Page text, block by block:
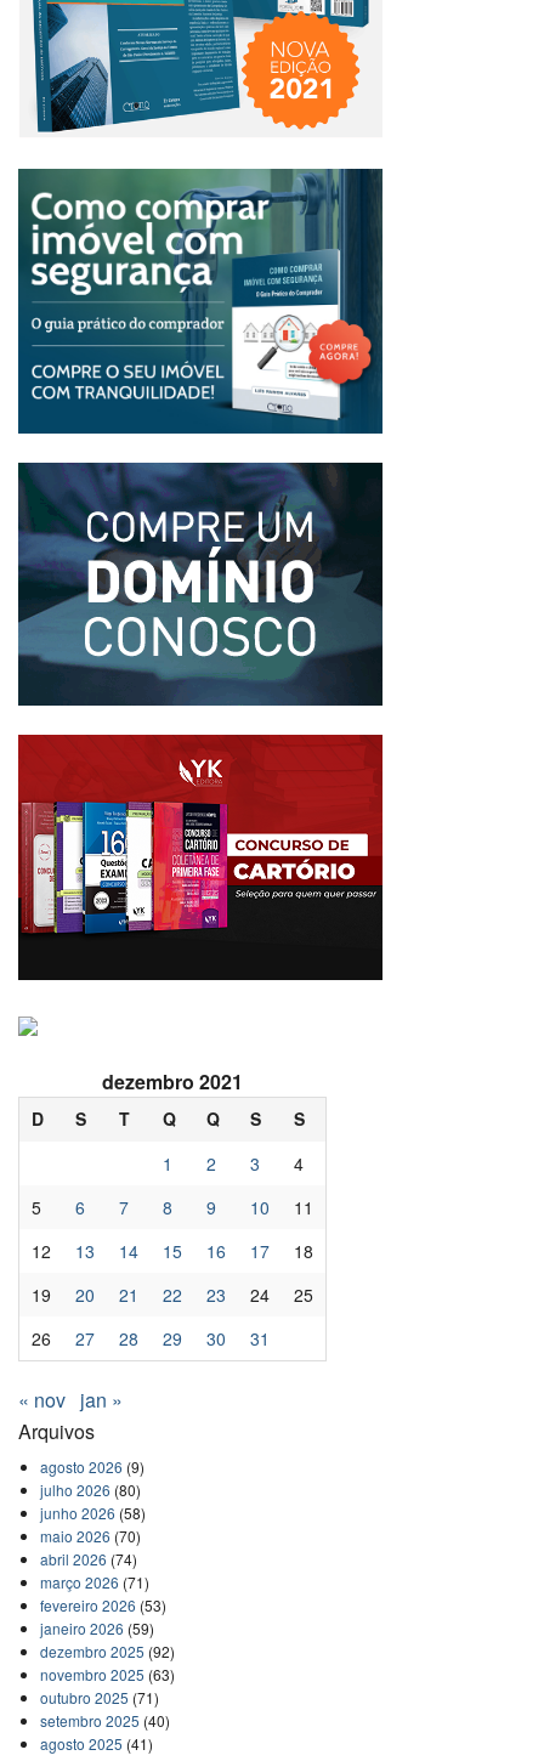
dezembro 2021
D S T Q Q S
S
1
2 3
4
5
6 7 8 9 10
11
12
13 14 15 16 17
18
19
20 21 22 23 24
25
26
27 28 29 30 31
« nov jan »
Arquivos
agosto 2026 (9)
julho 2026 (80)
junho 2026 (58)
maio 2026 (70)
abril 2026 (74)
março 2026 (71)
fevereiro 2026 (53)
janeiro 2026 (59)
dezembro 2025 (92)
novembro 2025 (63)
outubro 2025 (71)
setembro 2025 (40)
agosto 2025 (41)